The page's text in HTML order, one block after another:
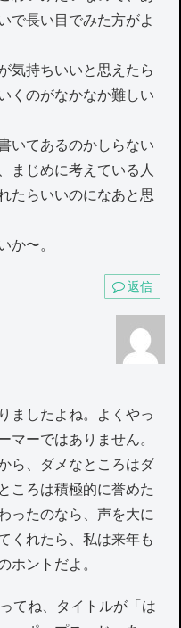
で長い目でみた方がよ
気持ちいいと思えたら
くのがなかなか難しい
いてあるのかしらない
まじめに考えている人
たらいいのになあと思
か〜。
返信
ましたよね。よくやっ
マーではありません。
ら、ダメなところはダ
ころは積極的に誉めた
ったのなら、声を大に
くれたら、私は来年も
ホントだよ。
てね、タイトルが「は